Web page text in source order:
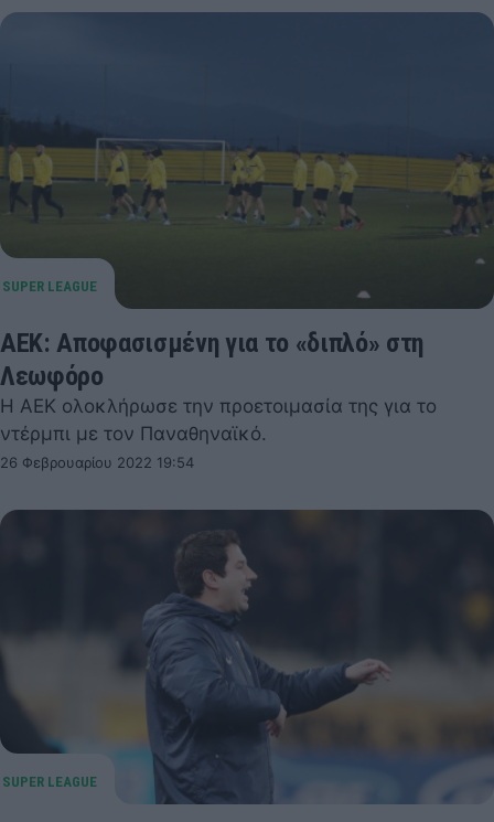
ΑΕΚ: Αποφασισμένη για το «διπλό» στη
Λεωφόρο
Η ΑΕΚ ολοκλήρωσε την προετοιμασία της για το
ντέρμπι με τον Παναθηναϊκό.
26 Φεβρουαρίου 2022 19:54